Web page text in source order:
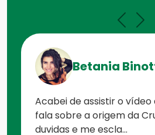
Betania
Acabei de assistir o vídeo
fala sobre a origem da
duvidas e me escla...